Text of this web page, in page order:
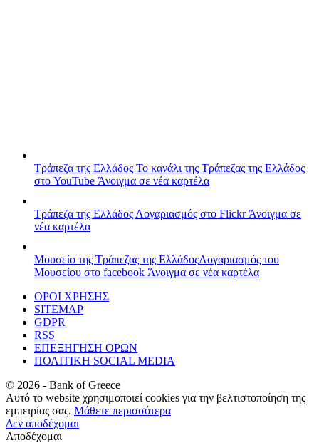
Τράπεζα της Ελλάδος Το κανάλι της Τράπεζας της Ελλάδος
στο YouTube Άνοιγμα σε νέα καρτέλα
Τράπεζα της Ελλάδος Λογαριασμός στο FlickrΆνοιγμα σε
νέα καρτέλα
Μουσείο της Τράπεζας της ΕλλάδοςΛογαριασμός του
Μουσείου στο facebook Άνοιγμα σε νέα καρτέλα
ΟΡΟΙ ΧΡΗΣΗΣ
SITEMAP
GDPR
RSS
ΕΠΕΞΗΓΗΣΗ ΟΡΩΝ
ΠΟΛΙΤΙΚΗ SOCIAL MEDIA
© 2026 - Bank of Greece
Αυτό το website χρησιμοποιεί cookies για την βελτιστοποίηση της
εμπειρίας σας. Μάθετε περισσότερα
Δεν αποδέχομαι
Αποδέχομαι